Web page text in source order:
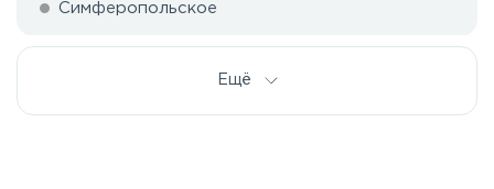
Симферопольское
Ещё